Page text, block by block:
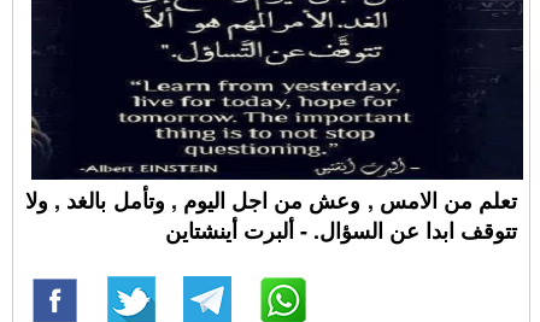
تعلم من الامس , وعش من اجل اليوم , وتأمل بالغد , ولا
تتوقف ابدا عن السؤال. - ألبرت أينشتاين